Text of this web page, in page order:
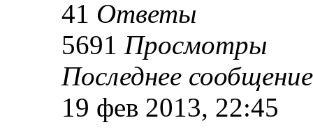
41 Ответы
5691 Просмотры
Последнее
19 фев 2013, 22:45